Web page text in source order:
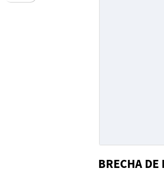
BRECHA DE